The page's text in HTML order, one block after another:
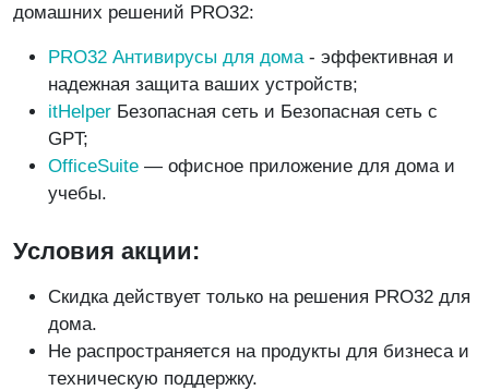
домашних решений PRO32:
PRO32 Антивирусы для дома- эффективная и
надежная защита ваших устройств;
itHelper Безопасная сеть и Безопасная сеть с
GPT;
OfficeSuite — офисное приложение для дома и
учебы.
Условия акции:
Скидка действует только на решения PRO32 для
дома.
Не распространяется на продукты для бизнеса и
техническую поддержку.